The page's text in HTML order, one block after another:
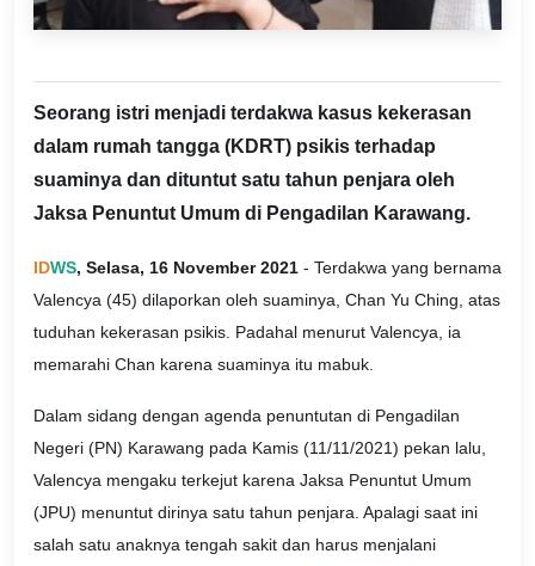
Seorang istri menjadi terdakwa kasus kekerasan
dalam rumah tangga (KDRT) psikis terhadap
suaminya dan dituntut satu tahun penjara oleh
Jaksa Penuntut Umum di Pengadilan Karawang.
IDWS, Selasa, 16 November 2021 - Terdakwa yang bernama
Valencya (45) dilaporkan oleh suaminya, Chan Yu Ching, atas
tuduhan kekerasan psikis. Padahal menurut Valencya, ia
memarahi Chan karena suaminya itu mabuk.
Dalam sidang dengan agenda penuntutan di Pengadilan
Negeri (PN) Karawang pada Kamis (11/11/2021) pekan lalu,
Valencya mengaku terkejut karena Jaksa Penuntut Umum
(JPU) menuntut dirinya satu tahun penjara. Apalagi saat ini
salah satu anaknya tengah sakit dan harus menjalani